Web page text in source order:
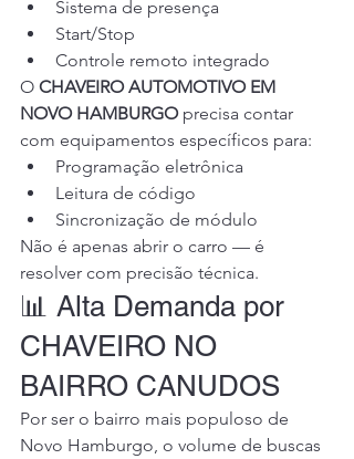
Sistema de presença
Start/Stop
Controle remoto integrado
O CHAVEIRO AUTOMOTIVO EM
NOVO HAMBURGO precisa contar
com equipamentos específicos para:
Programação eletrônica
Leitura de código
Sincronização de módulo
Não é apenas abrir o carro — é
resolver com precisão técnica.
📊 Alta Demanda por
CHAVEIRO NO
BAIRRO CANUDOS
Por ser o bairro mais populoso de
Novo Hamburgo, o volume de buscas